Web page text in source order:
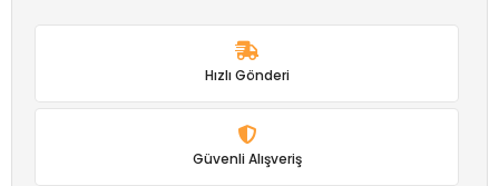
Hızlı Gönderi
Güvenli Alışveriş